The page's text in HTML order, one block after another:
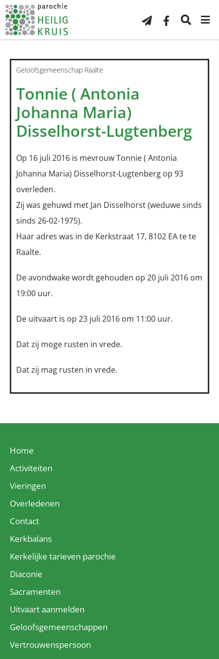
Geloofsgemeenschap Raalte
Tonnie ( Antonia
Johanna Maria)
Disselhorst-Lugtenberg
Op 16 juli 2016 is mevrouw Tonnie ( Antonia
Johanna Maria) Disselhorst-Lugtenberg op 93
overleden.
Zij was gehuwd met Jan Disselhorst (weduwe sinds
sinds 26-02-1975).
Haar adres was in de Kerkstraat 17, 8102 EA te te
Raalte.
De avondwake wordt gehouden op 20 juli 2016 om
19:00 uur.
De uitvaart is op 23 juli 2016 om 11:00 uur.
Dat zij moge rusten in vrede.
Dat zij mag rusten in vrede.
Home
Activiteiten
Vieringen
Overledenen
Contact
Kerkbalans
Kerkelijke tarieven parochie
Diaconie
Sacramenten
Uitvaart aanmelden
Geloofsgemeenschappen
Vertrouwenspersoon